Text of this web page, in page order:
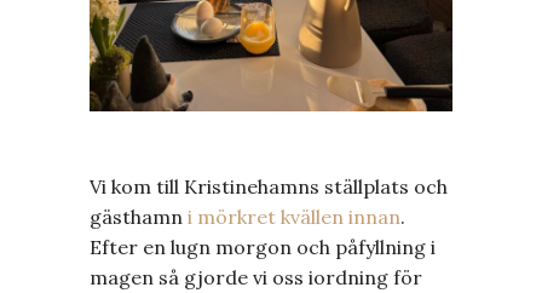
Vi kom till Kristinehamns ställplats och
gästhamn i mörkret kvällen innan.
Efter en lugn morgon och påfyllning i
magen så gjorde vi oss iordning för